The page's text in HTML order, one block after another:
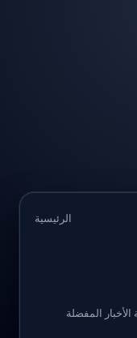
الرئيسية
المفضلة